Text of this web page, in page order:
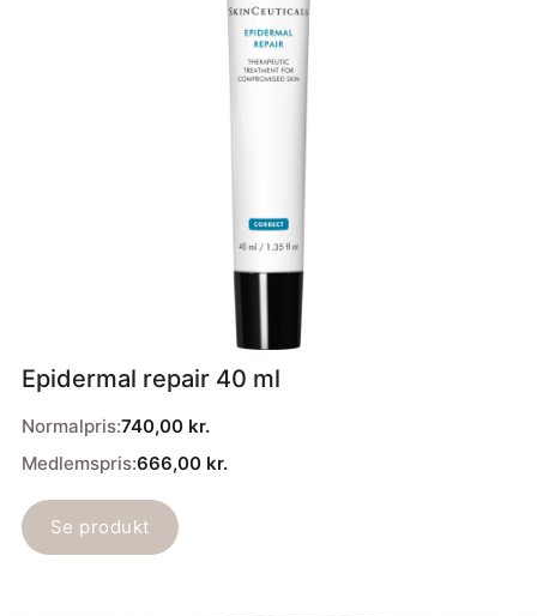
Epidermal repair 40 ml
Normalpris:740,00 kr.
Medlemspris:666,00 kr.
Se produkt